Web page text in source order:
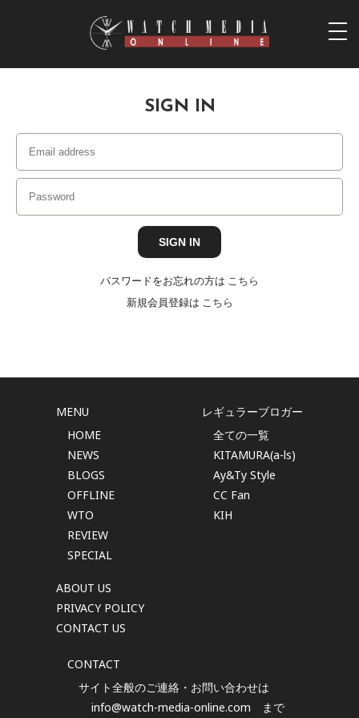
SIGN IN
パスワードをお忘れの方は こちら
新規会員登録は こちら
MENU
HOME
NEWS
BLOGS
OFFLINE
WTO
REVIEW
SPECIAL
ABOUT US
PRIVACY POLICY
CONTACT US
レギュラーブロガー
全ての一覧
KITAMURA(a-ls)
Ay&Ty Style
CC Fan
KIH
CONTACT
サイト全般のご連絡・お問い合わせは
info@watch-media-online.com まで